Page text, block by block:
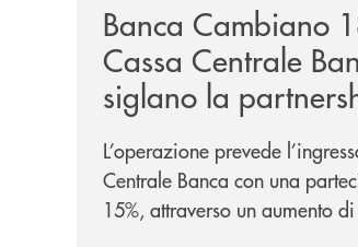
Banca Cambiano
Cassa Centrale
siglano la
strategica
L’operazione prevede
Centrale Banca con una
15%, attraverso un aumento